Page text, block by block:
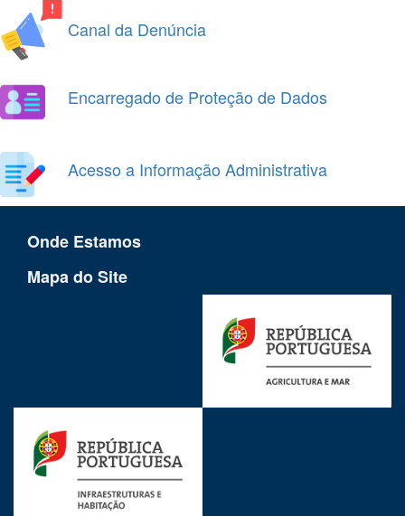
Canal da Denúncia
Encarregado de Proteção de Dados
Acesso a Informação Administrativa
Onde Estamos
Mapa do Site